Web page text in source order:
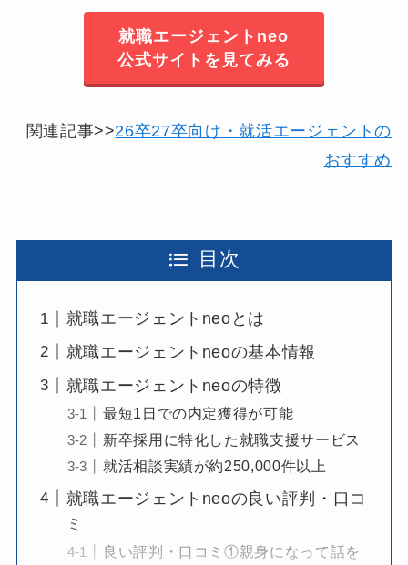
就職エージェントneo
公式サイトを見てみる
関連記事>>26卒27卒向け・就活エージェントの
おすすめ
目次
就職エージェントneoとは
就職エージェントneoの基本情報
就職エージェントneoの特徴
最短1日での内定獲得が可能
新卒採用に特化した就職支援サービス
就活相談実績が約250,000件以上
就職エージェントneoの良い評判・口コ
ミ
良い評判・口コミ①親身になって話を